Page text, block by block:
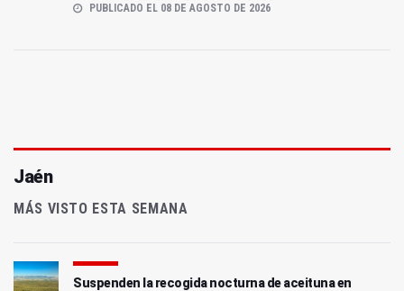
PUBLICADO EL 08 DE AGOSTO DE 2026
Jaén
MÁS VISTO ESTA SEMANA
Suspenden la recogida nocturna de aceituna en